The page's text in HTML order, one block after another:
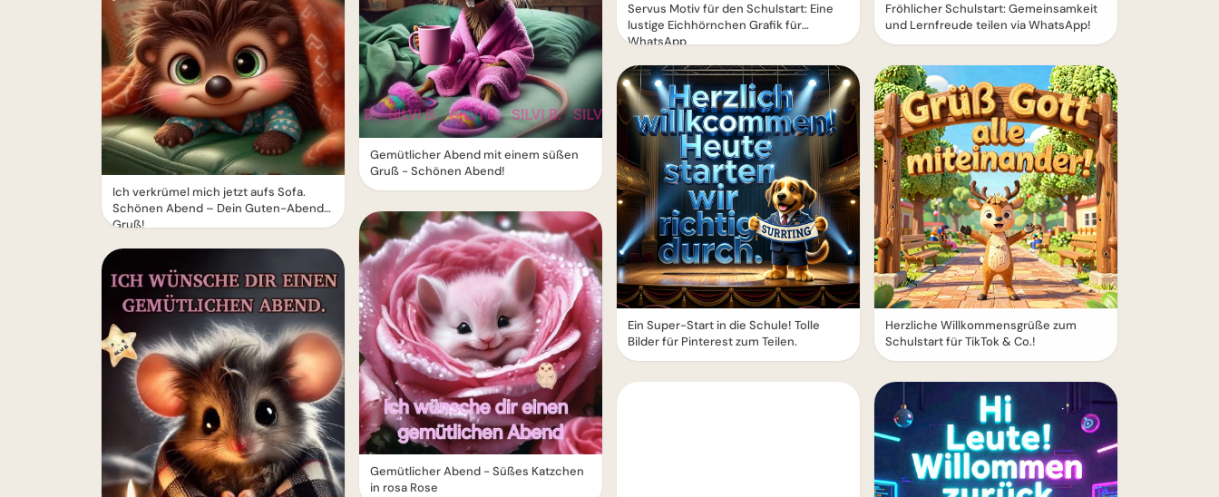
Ich verkrümel mich jetzt aufs Sofa.
Schönen Abend – Dein Guten-Abend-
Gruß!
Gemütlicher Abend mit einem süßen
Gruß - Schönen Abend!
Gemütlicher Abend - Süßes Katzchen
in rosa Rose
Servus Motiv für den Schulstart: Eine
lustige Eichhörnchen Grafik für
WhatsApp
Ein Super-Start in die Schule! Tolle
Bilder für Pinterest zum Teilen.
Fröhlicher Schulstart: Gemeinsamkeit
und Lernfreude teilen via WhatsApp!
Herzliche Willkommensgrüße zum
Schulstart für TikTok & Co.!